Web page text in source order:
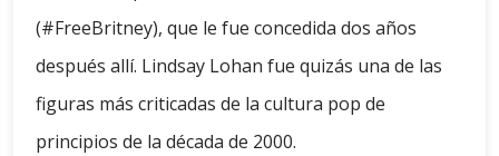
(#FreeBritney), que le fue concedida dos años
después allí. Lindsay Lohan fue quizás una de las
figuras más criticadas de la cultura pop de
principios de la década de 2000.